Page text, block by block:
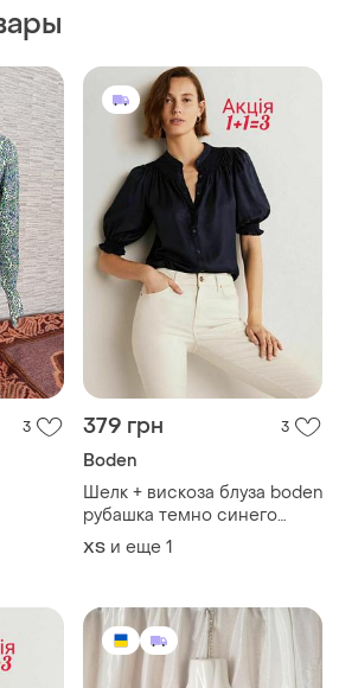
3 379 грн 3
Boden
Шелк + вискоза блуза boden
рубашка темно синего
цвета
ХS и еще 1